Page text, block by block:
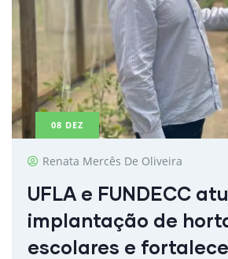
08 DEZ
Renata Mercês De Oliveira
UFLA e FUNDECC
implantação de
escolares e